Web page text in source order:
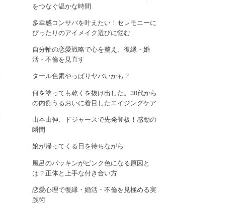
をつなぐ温かな時間
多幸感コンサバを叶えたい！セレモニーに
ぴったりのアイメイク選びに悩む
自分軸の恋愛戦略で心を整え、復縁・婚
活・不倫を見直す
タール色素やっぱりヤバいかも？
何を塗っても乾くを抜け出した。30代から
の内側うるおいに着目したエイジングケア
山本由伸、ドジャースで先発登板！感動の
瞬間
娘が帰ってくる日を待ちながら
風呂のパッキンがピンク色になる原因と
は？正体と上手な付き合い方
恋愛心理で復縁・婚活・不倫を見極める実
践術